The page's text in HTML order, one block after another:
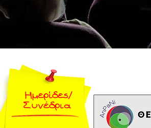
Ημερίδες/
Συνέδρια